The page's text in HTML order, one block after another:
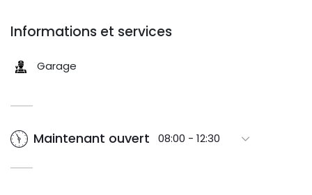
Informations et services
Garage
Maintenant ouvert 08:00 - 12:30